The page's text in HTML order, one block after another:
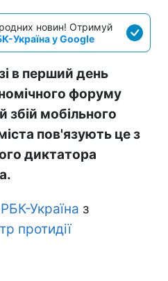
новин! Отримуй
Україна у Google
в перший день
форуму
мобільного
пов'язують це з
диктатора
РБК-Україна з
протидії